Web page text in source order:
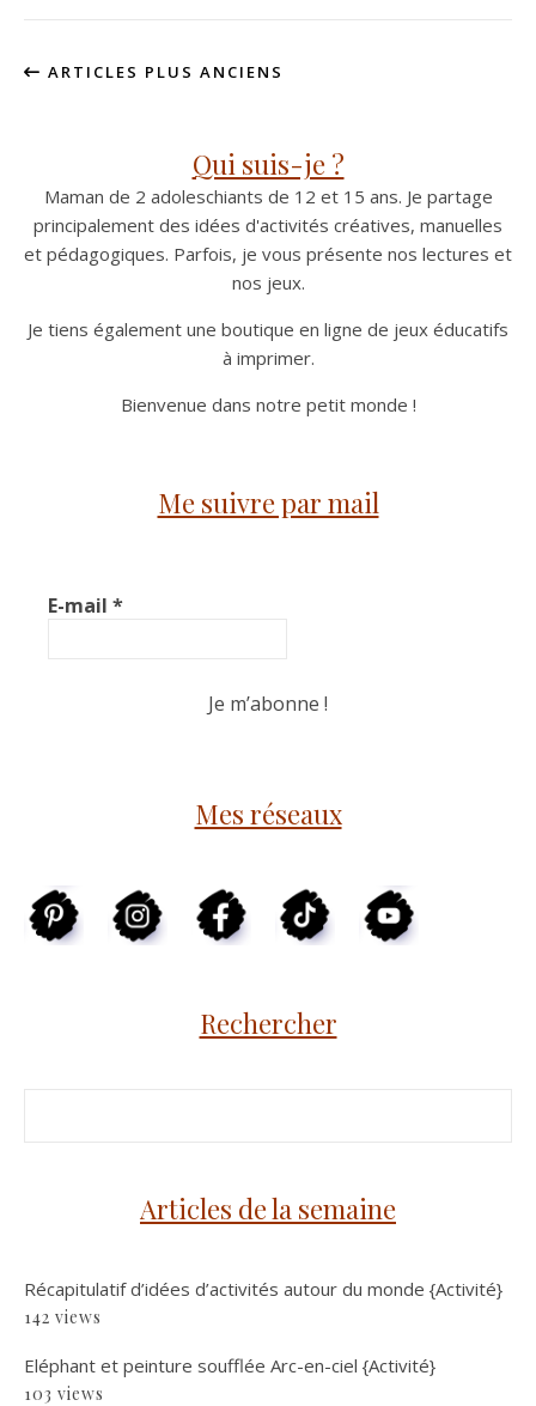
ARTICLES PLUS ANCIENS
Qui suis-je ?
Maman de 2 adoleschiants de 12 et 15 ans. Je partage
principalement des idées d'activités créatives, manuelles
et pédagogiques. Parfois, je vous présente nos lectures et
nos jeux.
Je tiens également une boutique en ligne de jeux éducatifs
à imprimer.
Bienvenue dans notre petit monde !
Me suivre par mail
E-mail *
Mes réseaux
Rechercher
Articles de la semaine
Récapitulatif d’idées d’activités autour du monde {Activité}
142 views
Eléphant et peinture soufflée Arc-en-ciel {Activité}
103 views